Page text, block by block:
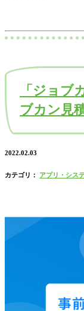
「ジョブ
ブカン見
2022.02.03
カテゴリ： アプリ・シス